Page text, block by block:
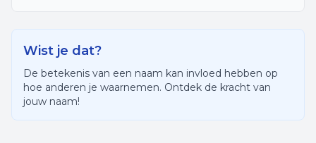
Wist je dat?
De betekenis van een naam kan invloed hebben op
hoe anderen je waarnemen. Ontdek de kracht van
jouw naam!